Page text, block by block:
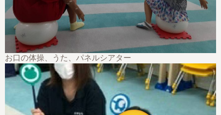
お口の体操、うた、パネルシアター